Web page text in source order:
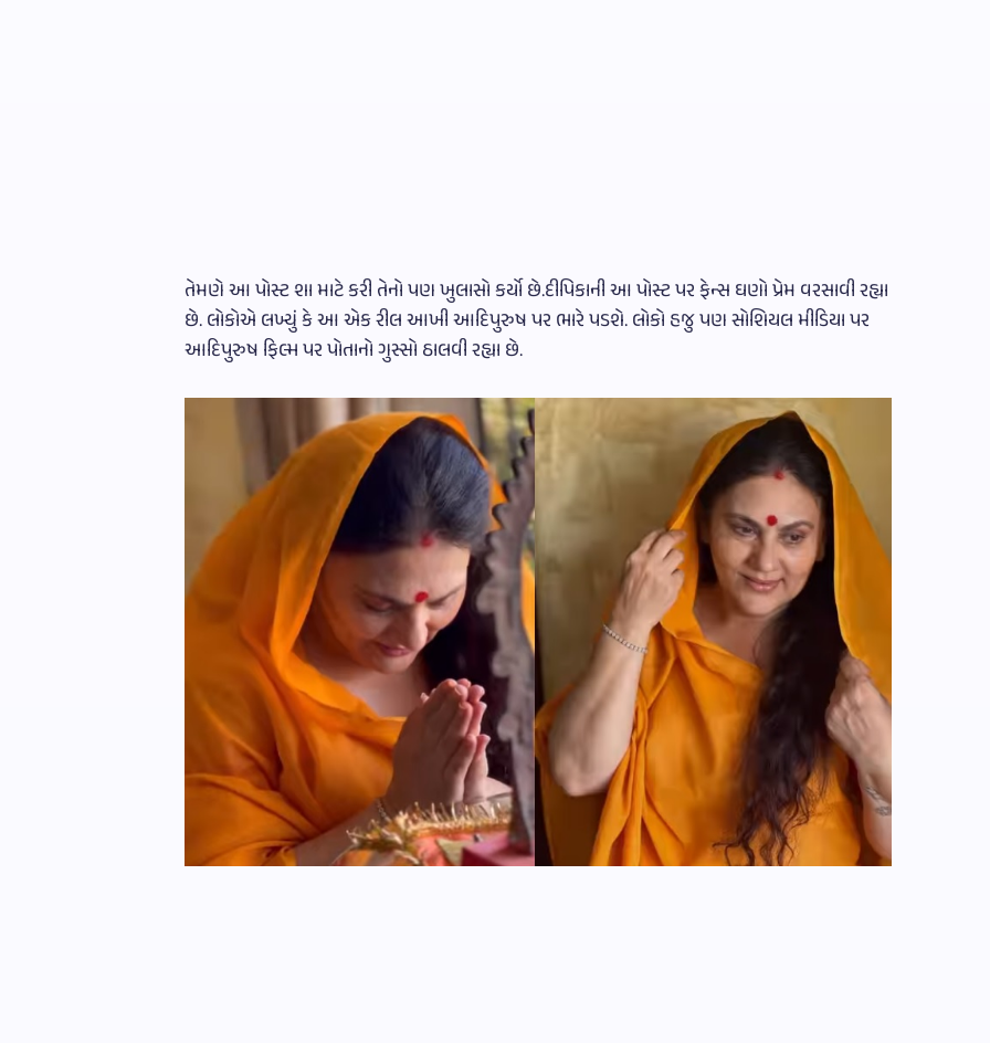
તેમણે આ પોસ્ટ શા માટે કરી તેનો પણ ખુલાસો કર્યો છે.દીપિકાની આ પોસ્ટ પર ફેન્સ ઘણો પ્રેમ વરસાવી રહ્યા
છે. લોકોએ લખ્યું કે આ એક રીલ આખી આદિપુરુષ પર ભારે પડશે. લોકો હજુ પણ સોશિયલ મીડિયા પર
આદિપુરુષ ફિલ્મ પર પોતાનો ગુસ્સો ઠાલવી રહ્યા છે.